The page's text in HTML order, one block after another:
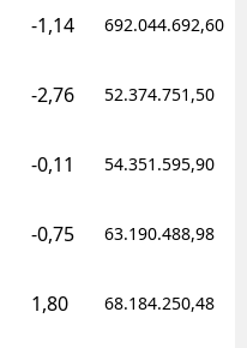
-1,14 692.044.692,60
-2,76 52.374.751,50
-0,11 54.351.595,90
-0,75 63.190.488,98
1,80 68.184.250,48